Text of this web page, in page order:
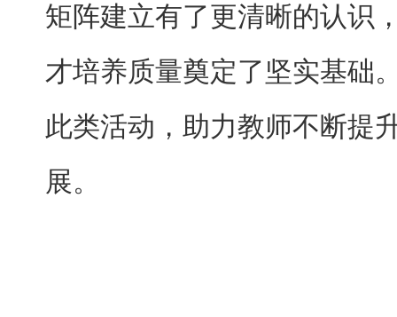
矩阵建立有了更清晰的认识
才培养质量奠定了坚实基础
此类活动，助力教师不断提
展。